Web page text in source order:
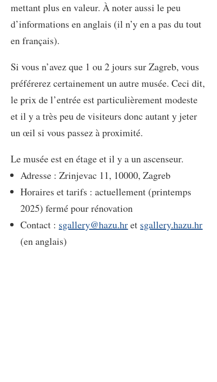
mettant plus en valeur. À noter aussi le peu
d’informations en anglais (il n’y en a pas du tout
en français).
Si vous n’avez que 1 ou 2 jours sur Zagreb, vous
préférerez certainement un autre musée. Ceci dit,
le prix de l’entrée est particulièrement modeste
et il y a très peu de visiteurs donc autant y jeter
un œil si vous passez à proximité.
Le musée est en étage et il y a un ascenseur.
Adresse : Zrinjevac 11, 10000, Zagreb
Horaires et tarifs : actuellement (printemps
2025) fermé pour rénovation
Contact : sgallery@hazu.hret sgallery.hazu.hr
(en anglais)